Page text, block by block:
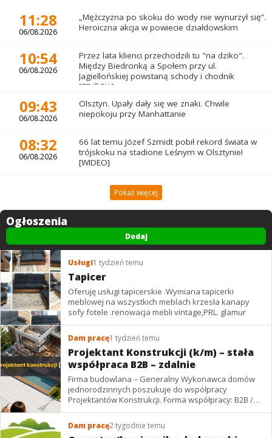
11:28
06/08.2026
„Mężczyzna po skoku do wody nie wynurzył się”.
Heroiczna akcja w powiecie działdowskim
10:54
06/08.2026
Przez lata klienci przechodzili tu "na dziko".
Między Biedronką a Społem przy ul.
Jagiellońskiej powstaną schody i chodnik
[ZDJĘCIA]
09:43
06/08.2026
Olsztyn. Upały dały się we znaki. Chwile
niepokoju przy Manhattanie
08:32
06/08.2026
66 lat temu Józef Szmidt pobił rekord świata w
trójskoku na stadione Leśnym w Olsztynie!
[WIDEO]
Pokaż więcej
Ogłoszenia
Dodaj
Usługi1 tydzień temu
Tapicer
Oferuję usługi tapicerskie .Wymiana tapicerki
meblowej na wszystkich meblach krzesła kanapy
sofy fotele .renowacja mebli vintage,PRL. glamur
Dam pracę1 tydzień temu
Projektant Konstrukcji (k/m) – stała
współpraca B2B – zdalnie
Firma budowlana – Generalny Wykonawca domów
jednorodzinnych poszukuje do współpracy
Projektantów Konstrukcji. Forma współpracy: B2B /
podwykonawstwo – zdalnie. Wynagrodzenie: ✔
Stawki...
Dam pracę2 tygodnie temu